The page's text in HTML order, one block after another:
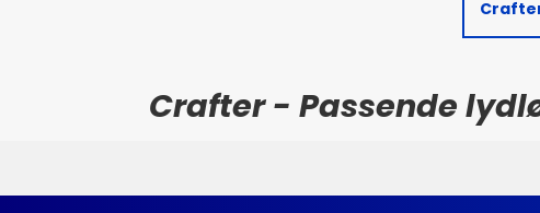
Crafter - Passende